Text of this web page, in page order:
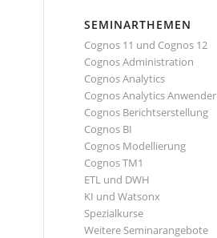
SEMINARTHEMEN
Cognos 11 und Cognos 12
Cognos Administration
Cognos Analytics
Cognos Analytics Anwender
Cognos Berichtserstellung
Cognos BI
Cognos Modellierung
Cognos TM1
ETL und DWH
KI und Watsonx
Spezialkurse
Weitere Seminarangebote